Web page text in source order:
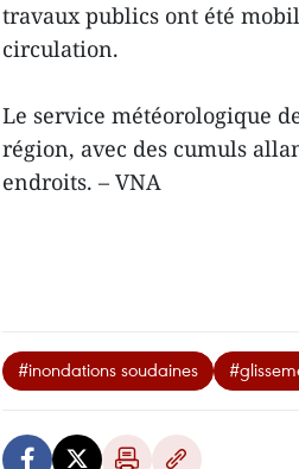
travaux publics ont été
circulation.
Le service météorologique
région, avec des cumuls
endroits. – VNA
#inondations soudaines